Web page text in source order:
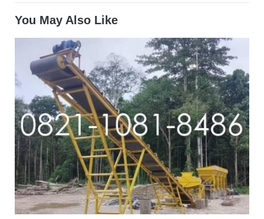
You May Also Like